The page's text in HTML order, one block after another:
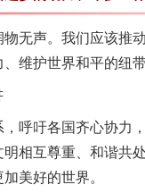
声。我们应该推
维护世界和平的纽带
吁各国齐心协力
相互尊重、和谐共
美好的世界。
回调解促和解..